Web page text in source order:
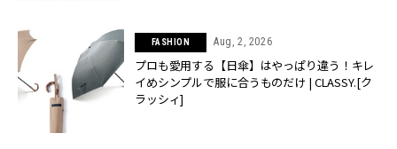
FASHION Aug, 2, 2026
プロも愛用する【日傘】はやっぱり違う！キレ
イめシンプルで服に合うものだけ | CLASSY.[ク
ラッシィ]